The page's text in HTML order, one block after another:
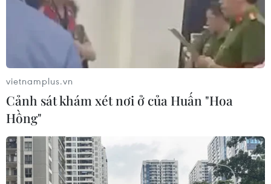
vietnamplus.vn
Cảnh sát khám xét nơi ở của Huấn "Hoa
Hồng"